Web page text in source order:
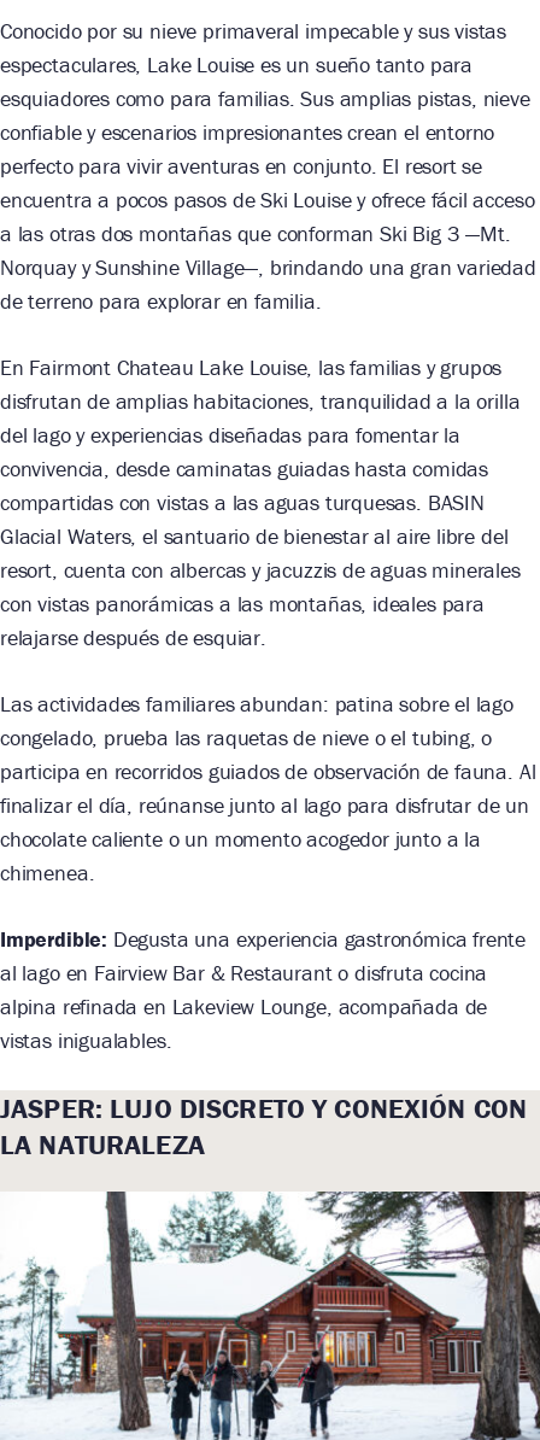
Conocido por su nieve primaveral impecable y sus vistas
espectaculares, Lake Louise es un sueño tanto para
esquiadores como para familias. Sus amplias pistas, nieve
confiable y escenarios impresionantes crean el entorno
perfecto para vivir aventuras en conjunto. El resort se
encuentra a pocos pasos de Ski Louise y ofrece fácil acceso
a las otras dos montañas que conforman Ski Big 3 —Mt.
Norquay y Sunshine Village—, brindando una gran variedad
de terreno para explorar en familia.
En Fairmont Chateau Lake Louise, las familias y grupos
disfrutan de amplias habitaciones, tranquilidad a la orilla
del lago y experiencias diseñadas para fomentar la
convivencia, desde caminatas guiadas hasta comidas
compartidas con vistas a las aguas turquesas. BASIN
Glacial Waters, el santuario de bienestar al aire libre del
resort, cuenta con albercas y jacuzzis de aguas minerales
con vistas panorámicas a las montañas, ideales para
relajarse después de esquiar.
Las actividades familiares abundan: patina sobre el lago
congelado, prueba las raquetas de nieve o el tubing, o
participa en recorridos guiados de observación de fauna. Al
finalizar el día, reúnanse junto al lago para disfrutar de un
chocolate caliente o un momento acogedor junto a la
chimenea.
Imperdible: Degusta una experiencia gastronómica frente
al lago en Fairview Bar & Restaurant o disfruta cocina
alpina refinada en Lakeview Lounge, acompañada de
vistas inigualables.
JASPER: LUJO DISCRETO Y CONEXIÓN CON
LA NATURALEZA